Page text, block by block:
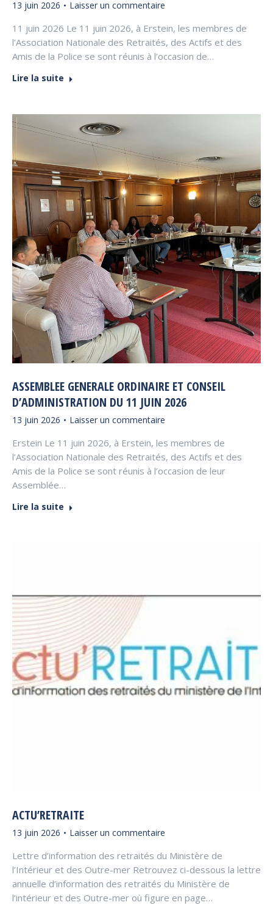
13 juin 2026 Laisser un commentaire
11 juin 2026 Le 11 juin 2026, à Erstein, les membres de
l’Association Nationale des Retraités, des Actifs et des
Amis de la Police se sont réunis à l’occasion de…
Lire la suite
ASSEMBLEE GENERALE ORDINAIRE ET CONSEIL
D’ADMINISTRATION DU 11 JUIN 2026
13 juin 2026 Laisser un commentaire
Erstein Le 11 juin 2026, à Erstein, les membres de
l’Association Nationale des Retraités, des Actifs et des
Amis de la Police se sont réunis à l’occasion de leur
Assemblée…
Lire la suite
ACTU’RETRAITE
13 juin 2026 Laisser un commentaire
Lettre d’information des retraités du Ministère de
l’Intérieur et des Outre-mer Retrouvez ci-dessous la lettre
annuelle d’information des retraités du Ministère de
l’intérieur et des Outre-mer où figure en page…